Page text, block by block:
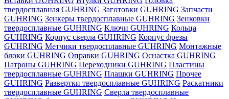
твердосплавная GUHRING Заготовки GUHRING Запчасти
GUHRING Зенкеры твердосплавные GUHRING Зенковки
твердосплавные GUHRING Ключи GUHRING Кольца
GUHRING Корпус сверла GUHRING Корпус фрезы
GUHRING Метчики твердосплавные GUHRING Монтажные
блоки GUHRING Оправки GUHRING Оснастка GUHRING
Патроны GUHRING Переходники GUHRING Пластины
твердосплавные GUHRING Плашки GUHRING Прочее
GUHRING Развертки твердосплавные GUHRING Раскатники
твердосплавные GUHRING Сверла твердосплавные